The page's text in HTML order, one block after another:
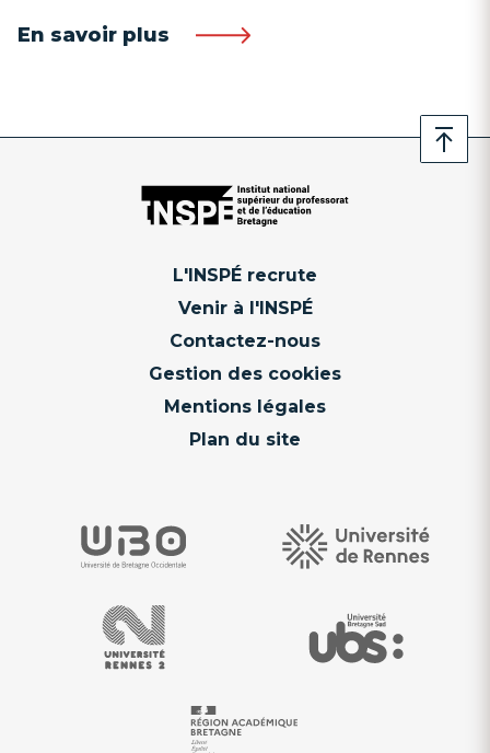
En savoir plus
L'INSPÉ recrute
Venir à l'INSPÉ
Contactez-nous
Gestion des cookies
Mentions légales
Plan du site